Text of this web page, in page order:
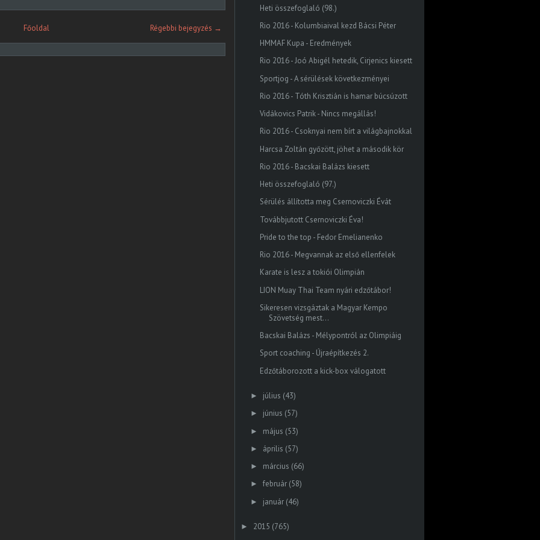
Régebbi bejegyzés →
Főoldal
Heti összefoglaló (98.)
Rio 2016 - Kolumbiaival kezd Bácsi Péter
HMMAF Kupa - Eredmények
Rio 2016 - Joó Abigél hetedik, Cirjenics kiesett
Sportjog - A sérülések következményei
Rio 2016 - Tóth Krisztián is hamar búcsúzott
Vidákovics Patrik - Nincs megállás!
Rio 2016 - Csoknyai nem bírt a világbajnokkal
Harcsa Zoltán győzött, jöhet a második kör
Rio 2016 - Bacskai Balázs kiesett
Heti összefoglaló (97.)
Sérülés állította meg Csernoviczki Évát
Továbbjutott Csernoviczki Éva!
Pride to the top - Fedor Emelianenko
Rio 2016 - Megvannak az első ellenfelek
Karate is lesz a tokiói Olimpián
LION Muay Thai Team nyári edzőtábor!
Sikeresen vizsgáztak a Magyar Kempo
Szövetség mest...
Bacskai Balázs - Mélypontról az Olimpiáig
Sport coaching - Újraépítkezés 2.
Edzőtáborozott a kick-box válogatott
► július (43)
► június (57)
► május (53)
► április (57)
► március (66)
► február (58)
► január (46)
► 2015 (765)